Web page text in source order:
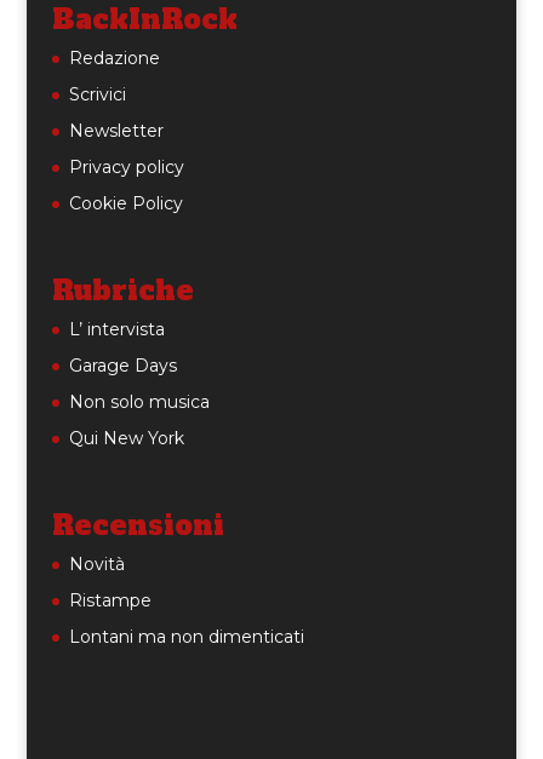
BackInRock
Redazione
Scrivici
Newsletter
Privacy policy
Cookie Policy
Rubriche
L’ intervista
Garage Days
Non solo musica
Qui New York
Recensioni
Novità
Ristampe
Lontani ma non dimenticati